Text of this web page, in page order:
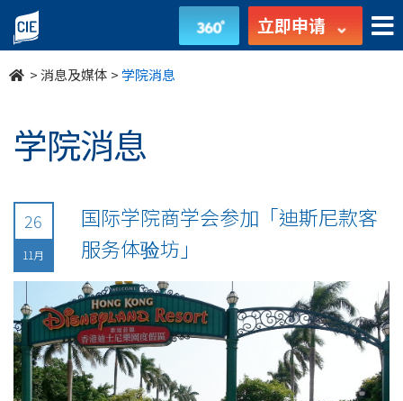
undefined 立即申请
>消息及媒体 >学院消息
学院消息
26
11月
国际学院商学会参加「迪斯尼款客
服务体验坊」